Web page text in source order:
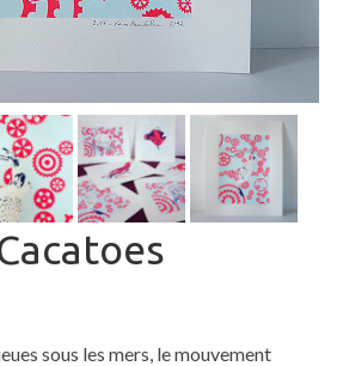
sous les mers, le mouvement